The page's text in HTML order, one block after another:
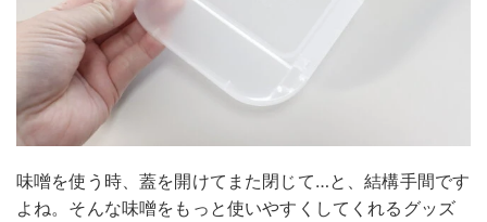
味噌を使う時、蓋を開けてまた閉じて…と、結構手間です
よね。そんな味噌をもっと使いやすくしてくれるグッズ